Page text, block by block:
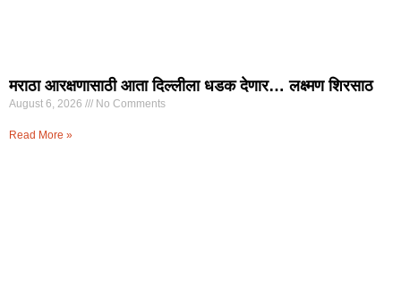
मराठा आरक्षणासाठी आता दिल्लीला धडक देणार… लक्ष्मण शिरसाठ
August 6, 2026 No Comments
Read More »